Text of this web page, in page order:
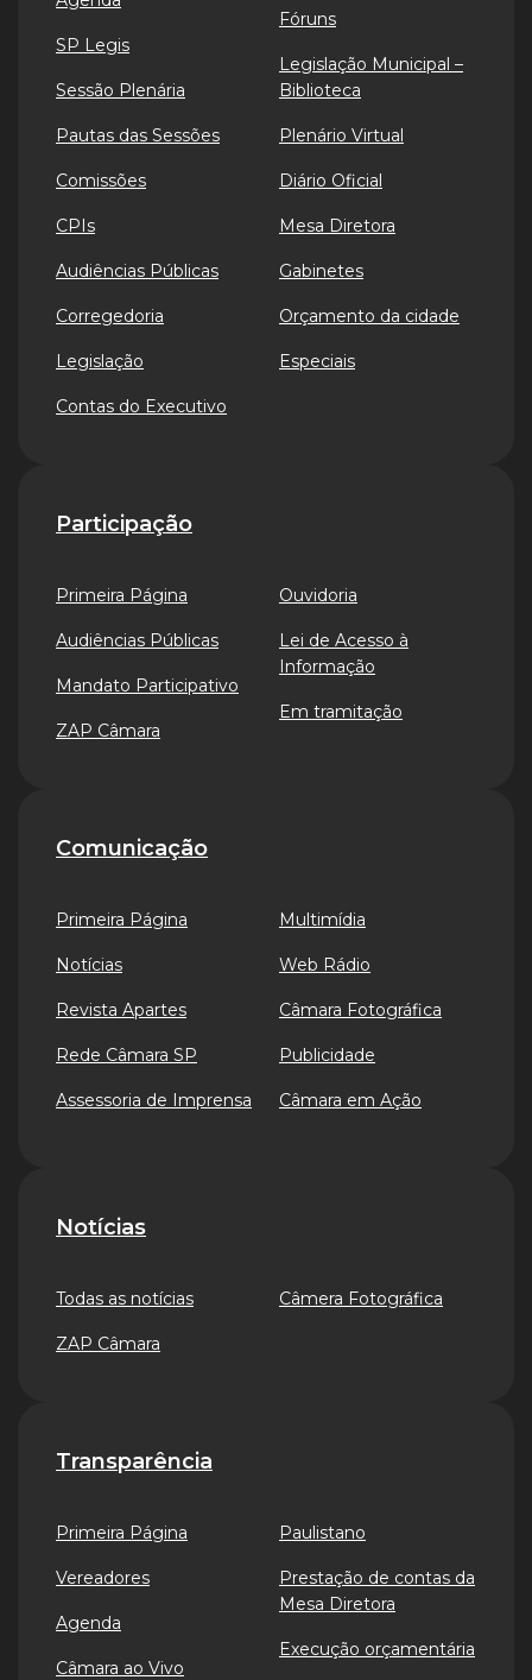
SP Legis
Sessão Plenária
Pautas das Sessões
Comissões
CPIs
Audiências Públicas
Corregedoria
Legislação
Contas do Executivo
Fóruns
Legislação Municipal –
Biblioteca
Plenário Virtual
Diário Oficial
Mesa Diretora
Gabinetes
Orçamento da cidade
Especiais
Participação
Primeira Página
Audiências Públicas
Mandato Participativo
ZAP Câmara
Ouvidoria
Lei de Acesso à
Informação
Em tramitação
Comunicação
Primeira Página
Notícias
Revista Apartes
Rede Câmara SP
Assessoria de Imprensa
Multimídia
Web Rádio
Câmara Fotográfica
Publicidade
Câmara em Ação
Notícias
Todas as notícias
ZAP Câmara
Câmera Fotográfica
Transparência
Primeira Página
Vereadores
Agenda
Câmara ao Vivo
Paulistano
Prestação de contas da
Mesa Diretora
Execução orçamentária